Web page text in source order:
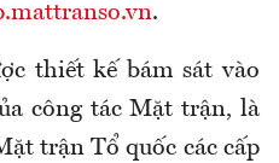
.
thiết kế bám sát vào
công tác Mặt trận, là
trận Tổ quốc các cấp